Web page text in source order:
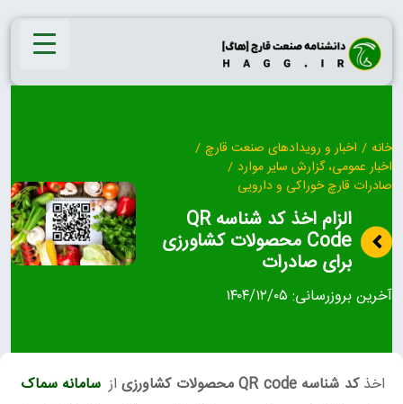
Skip
content
خانه / اخبار و رویدادهای صنعت قارچ /
اخبار عمومی، گزارش سایر موارد /
صادرات قارچ خوراکی و دارویی
الزام اخذ کد شناسه QR
Code محصولات کشاورزی
برای صادرات
آخرین بروزرسانی: ۱۴۰۴/۱۲/۰۵
اخذکد شناسه QR code محصولات کشاورزی از سامانه سماک